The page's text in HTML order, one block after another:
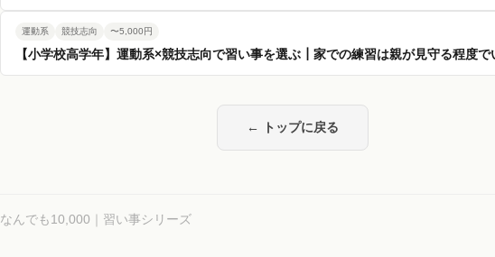
運動系 競技志向 〜5,000円
【小学校高学年】運動系×競技志向で習い事を選ぶ┃家での練習は親が見守る程度で
← トップに戻る
なんでも10,000｜習い事シリーズ